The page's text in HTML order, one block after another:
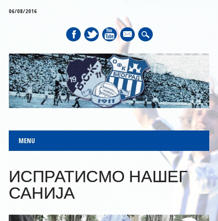
06/08/2016
mail
Main menu
MENU
ИСПРАТИСМО НАШЕГ
САНИЈА